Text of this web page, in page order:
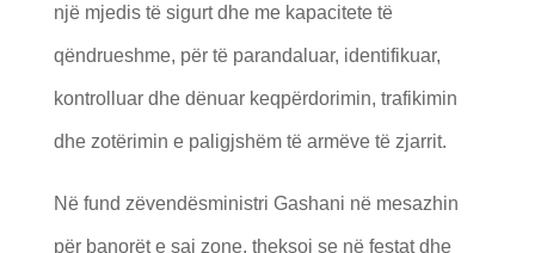
një mjedis të sigurt dhe me kapacitete të
qëndrueshme, për të parandaluar, identifikuar,
kontrolluar dhe dënuar keqpërdorimin, trafikimin
dhe zotërimin e paligjshëm të armëve të zjarrit.
Në fund zëvendësministri Gashani në mesazhin
për banorët e saj zone, theksoi se në festat dhe